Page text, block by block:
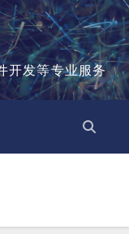
开发等专业服务